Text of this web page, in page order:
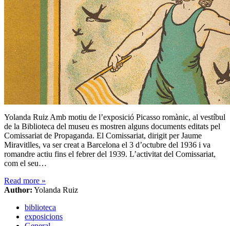
Yolanda Ruiz Amb motiu de l’exposició Picasso romànic, al vestíbul
de la Biblioteca del museu es mostren alguns documents editats pel
Comissariat de Propaganda. El Comissariat, dirigit per Jaume
Miravitlles, va ser creat a Barcelona el 3 d’octubre del 1936 i va
romandre actiu fins el febrer del 1939. L’activitat del Comissariat,
com el seu…
Read more »
Author: Yolanda Ruiz
biblioteca
exposicions